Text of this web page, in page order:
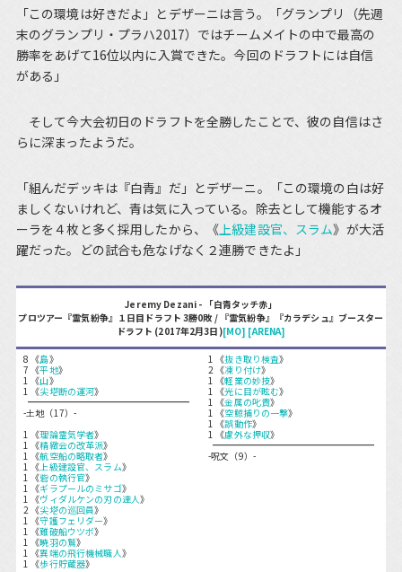
「この環境は好きだよ」とデザーニは言う。「グランプリ（先週
末のグランプリ・プラハ2017）ではチームメイトの中で最高の
勝率をあげて16位以内に入賞できた。今回のドラフトには自信
がある」
そして今大会初日のドラフトを全勝したことで、彼の自信はさ
らに深まったようだ。
「組んだデッキは『白青』だ」とデザーニ。「この環境の白は好
ましくないけれど、青は気に入っている。除去として機能するオ
ーラを４枚と多く採用したから、《上級建設官、スラム》が大活
躍だった。どの試合も危なげなく２連勝できたよ」
Jeremy Dezani - 「白青タッチ赤」
プロツアー『霊気紛争』１日目ドラフト 3勝0敗 / 『霊気紛争』『カラデシュ』ブースター
ドラフト (2017年2月3日)[MO] [ARENA]
8 《島》
7 《平地》
1 《山》
1 《尖塔断の運河》
-土地（17）-
1 《理論霊気学者》
1 《精緻会の改革派》
1 《航空船の略取者》
1 《上級建設官、スラム》
1 《砦の執行官》
1 《ギラプールのミサゴ》
1 《ヴィダルケンの刃の達人》
2 《尖塔の巡回員》
1 《守護フェリダー》
1 《難破船ウツボ》
1 《暁羽の鷲》
1 《異端の飛行機械職人》
1 《歩行貯蔵器》
1 《抜き取り検査》
2 《凍り付け》
1 《軽業の妙技》
1 《光に目が眩む》
1 《金属の叱責》
1 《空鯨捕りの一撃》
1 《誤動作》
1 《慮外な押収》
-呪文（9）-